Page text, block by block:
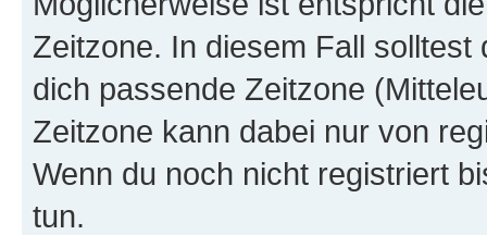
Zeitzone. In diesem Fall solltest
dich passende Zeitzone
Zeitzone kann dabei nur von
Wenn du noch nicht registriert
tun.